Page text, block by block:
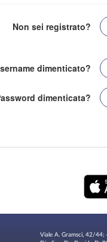
Non sei registrato?
dimenticato?
dimenticata?
Viale A. Gramsci, 42/